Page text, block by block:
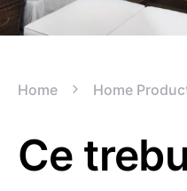
Home Home
Ce